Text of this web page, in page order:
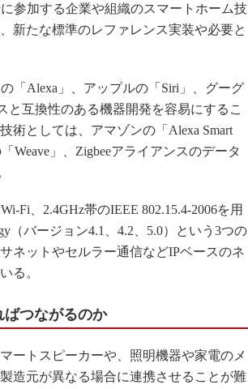
に参加する企業や組織のスマートホーム技
新たな標準のレファレンス実装や必要と
「Alexa」、アップルの「Siri」、グーグ
と互換性のある機器開発を容易にするこ
術としては、アマゾンの「Alexa Smart
Weave」、Zigbeeアライアンスのデータ
Fi、2.4GHz帯のIEEE 802.15.4-2006を用
（バージョン4.1、4.2、5.0）という3つの
ネットやセルラー通信などIPベースのネ
る。
ばつながるのか
ートスピーカーや、照明機器や家電のメ
造元が異なる場合に連携させることが難